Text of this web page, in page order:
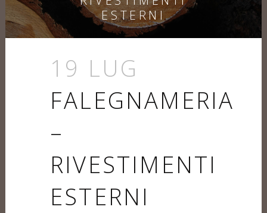
ESTERNI
19 LUG
FALEGNAMERIA
–
RIVESTIMENTI
ESTERNI